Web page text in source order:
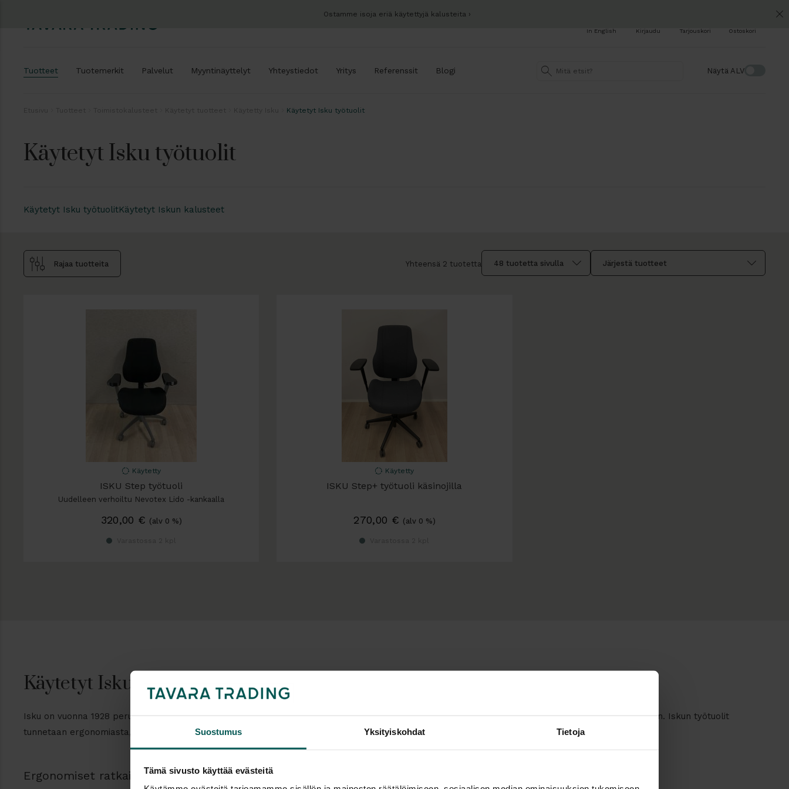
Suostumus Yksityiskohdat Tietoja
Tämä sivusto käyttää evästeitä
Ostamme isoja eriä käytettyjä kalusteita
Ostoskori
Tarjouskori
Kirjaudu
In English
Näytä ALV
Tuotteet Tuotemerkit Palvelut Myyntinäyttelyt Yhteystiedot Yritys Referenssit Blogi
Käytetyt Isku työtuolit
Käytetyt Isku työtuolit
Käytetyt Isku työtuolitKäytetyt Iskun kalusteet
Rajaa tuotteita Yhteensä 2 tuotetta
Käytetty
ISKU Step työtuoli
Uudelleen verhoiltu Nevotex Lido -kankaalla
320,00 € (alv 0 %)
Käytetty
ISKU Step+ työtuoli käsinojilla
270,00 € (alv 0 %)
Käytetyt Iskun työtuolit yrityksille ja julkitiloihin
Isku on vuonna 1928 perustettu suomalainen perheyritys, joka kuuluu Martelan rinnalla kotimaisen toimistokalusteteollisuuden suurimpiin valmistajiin. Iskun työtuolit
tunnetaan ergonomiasta, säädettävyydestä ja kestävyydestä, minkä vuoksi ne ovat suosittuja valintoja niin toimistoihin kuin julkisiin tiloihin.
Ergonomiset ratkaisut työpäivän tueksi